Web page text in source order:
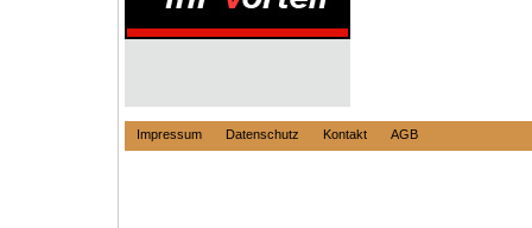
Impressum Datenschutz Kontakt AGB